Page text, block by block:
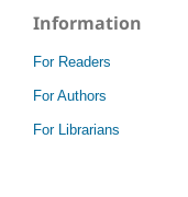
Information
For Readers
For Authors
For Librarians